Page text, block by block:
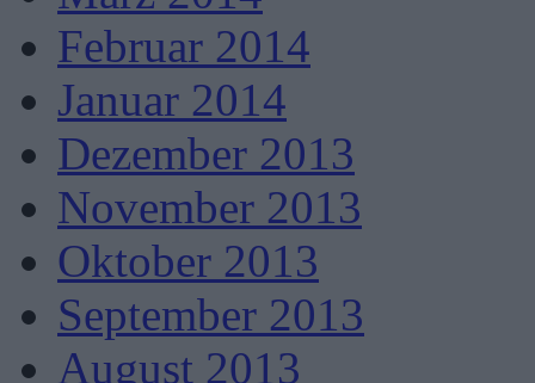
Februar 2014
Januar 2014
Dezember 2013
November 2013
Oktober 2013
September 2013
August 2013